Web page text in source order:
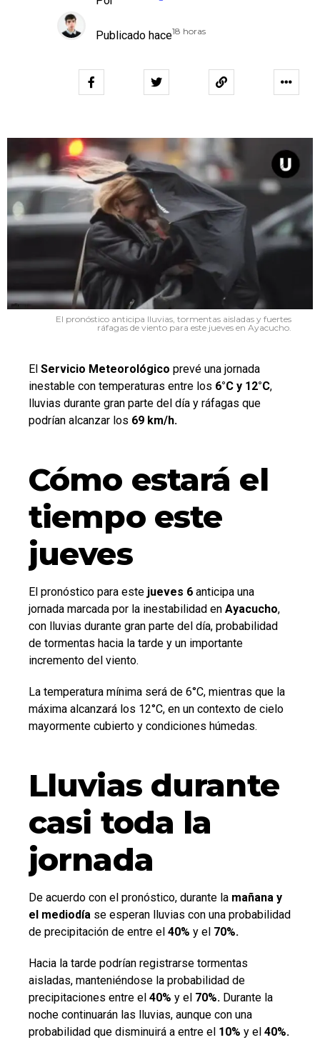
Publicado hace18 horas
El pronóstico anticipa lluvias, tormentas aisladas y fuertes
ráfagas de viento para este jueves en Ayacucho.
El Servicio Meteorológico prevé una jornada
inestable con temperaturas entre los 6°C y 12°C,
lluvias durante gran parte del día y ráfagas que
podrían alcanzar los 69 km/h.
Cómo estará el
tiempo este
jueves
El pronóstico para este jueves 6 anticipa una
jornada marcada por la inestabilidad en Ayacucho,
con lluvias durante gran parte del día, probabilidad
de tormentas hacia la tarde y un importante
incremento del viento.
La temperatura mínima será de 6°C, mientras que la
máxima alcanzará los 12°C, en un contexto de cielo
mayormente cubierto y condiciones húmedas.
Lluvias durante
casi toda la
jornada
De acuerdo con el pronóstico, durante la mañana y
el mediodía se esperan lluvias con una probabilidad
de precipitación de entre el 40% y el 70%.
Hacia la tarde podrían registrarse tormentas
aisladas, manteniéndose la probabilidad de
precipitaciones entre el 40% y el 70%. Durante la
noche continuarán las lluvias, aunque con una
probabilidad que disminuirá a entre el 10% y el 40%.